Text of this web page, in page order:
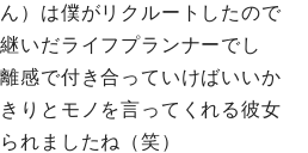
）は僕がリクルートしたので
いだライフプランナーでし
感で付き合っていけばいいか
りとモノを言ってくれる彼女
れましたね（笑）